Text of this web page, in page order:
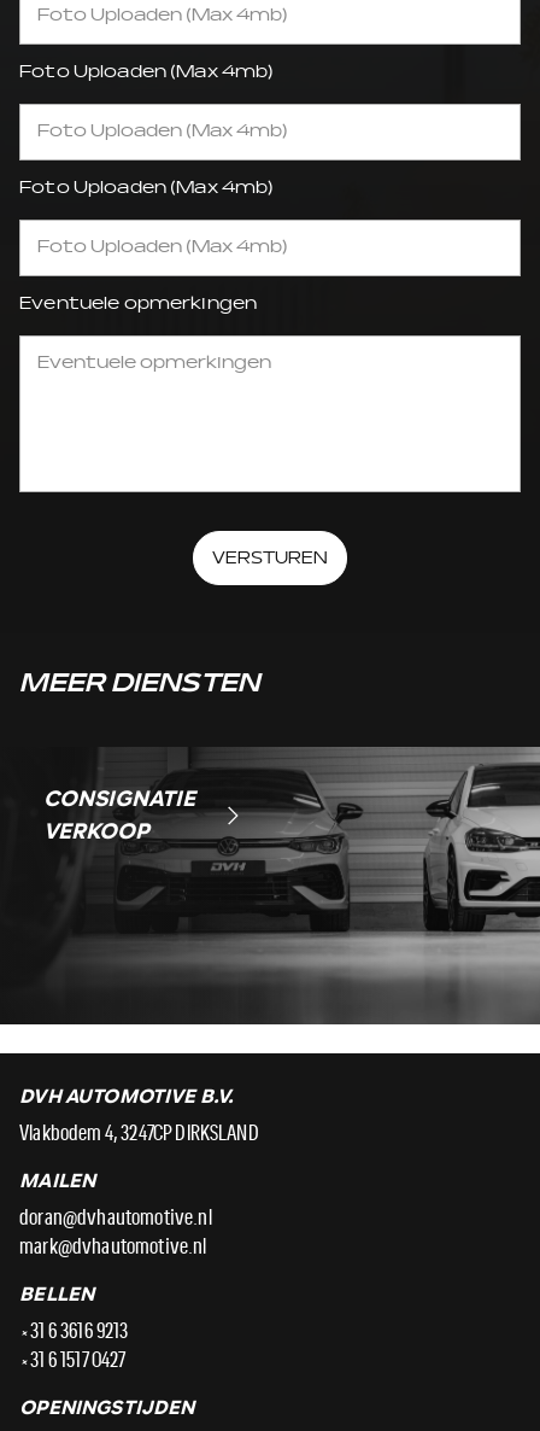
Foto Uploaden (Max 4mb)
Foto Uploaden (Max 4mb)
Foto Uploaden (Max 4mb)
Foto Uploaden (Max 4mb)
Foto Uploaden (Max 4mb)
Eventuele opmerkingen
VERSTUREN
MEER DIENSTEN
CONSIGNATIE
VERKOOP
DVH AUTOMOTIVE B.V.
Vlakbodem 4, 3247CP DIRKSLAND
MAILEN
doran@dvhautomotive.nl
mark@dvhautomotive.nl
BELLEN
+31 6 3616 9213
+31 6 1517 0427
OPENINGSTIJDEN